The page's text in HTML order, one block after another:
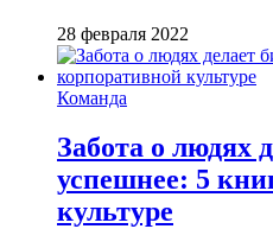
28 февраля 2022
Команда
Забота о людях
успешнее: 5
культуре